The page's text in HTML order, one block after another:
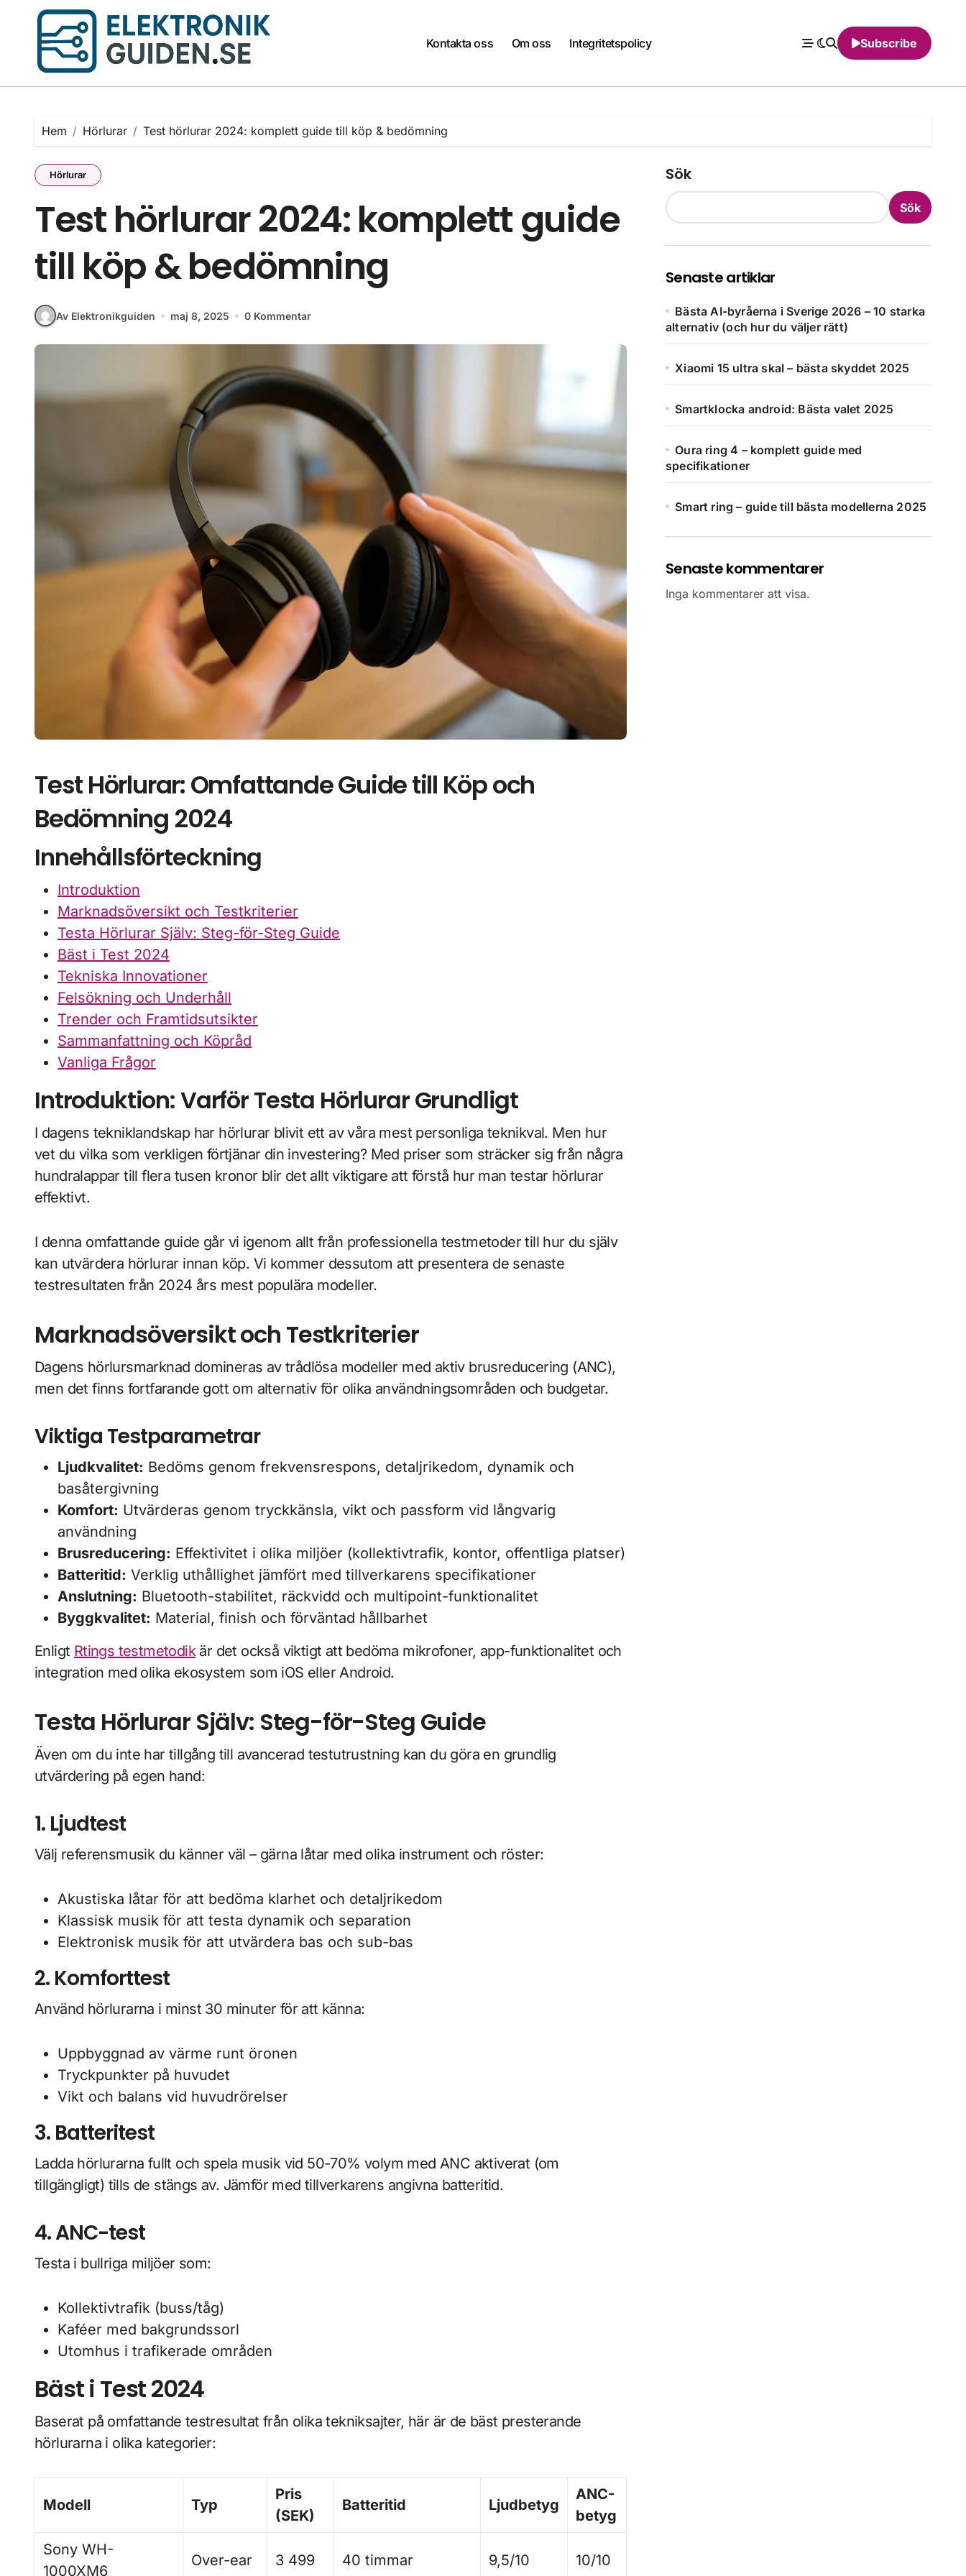
Kontakta oss Om oss Integritetspolicy Subscribe
Hem Hörlurar Test hörlurar 2024: komplett guide till köp & bedömning
Hörlurar
Test hörlurar 2024: komplett guide
till köp & bedömning
Av Elektronikguiden maj 8, 2025 0 Kommentar
Test Hörlurar: Omfattande Guide till Köp och
Bedömning 2024
Innehållsförteckning
Introduktion
Marknadsöversikt och Testkriterier
Testa Hörlurar Själv: Steg-för-Steg Guide
Bäst i Test 2024
Tekniska Innovationer
Felsökning och Underhåll
Trender och Framtidsutsikter
Sammanfattning och Köpråd
Vanliga Frågor
Introduktion: Varför Testa Hörlurar Grundligt
I dagens tekniklandskap har hörlurar blivit ett av våra mest personliga teknikval. Men hur
vet du vilka som verkligen förtjänar din investering? Med priser som sträcker sig från några
hundralappar till flera tusen kronor blir det allt viktigare att förstå hur man testar hörlurar
effektivt.
I denna omfattande guide går vi igenom allt från professionella testmetoder till hur du själv
kan utvärdera hörlurar innan köp. Vi kommer dessutom att presentera de senaste
testresultaten från 2024 års mest populära modeller.
Marknadsöversikt och Testkriterier
Dagens hörlursmarknad domineras av trådlösa modeller med aktiv brusreducering (ANC),
men det finns fortfarande gott om alternativ för olika användningsområden och budgetar.
Viktiga Testparametrar
Ljudkvalitet: Bedöms genom frekvensrespons, detaljrikedom, dynamik och
basåtergivning
Komfort: Utvärderas genom tryckkänsla, vikt och passform vid långvarig
användning
Brusreducering: Effektivitet i olika miljöer (kollektivtrafik, kontor, offentliga platser)
Batteritid: Verklig uthållighet jämfört med tillverkarens specifikationer
Anslutning: Bluetooth-stabilitet, räckvidd och multipoint-funktionalitet
Byggkvalitet: Material, finish och förväntad hållbarhet
Enligt Rtings testmetodik är det också viktigt att bedöma mikrofoner, app-funktionalitet och
integration med olika ekosystem som iOS eller Android.
Testa Hörlurar Själv: Steg-för-Steg Guide
Även om du inte har tillgång till avancerad testutrustning kan du göra en grundlig
utvärdering på egen hand:
1. Ljudtest
Välj referensmusik du känner väl – gärna låtar med olika instrument och röster:
Akustiska låtar för att bedöma klarhet och detaljrikedom
Klassisk musik för att testa dynamik och separation
Elektronisk musik för att utvärdera bas och sub-bas
2. Komforttest
Använd hörlurarna i minst 30 minuter för att känna:
Uppbyggnad av värme runt öronen
Tryckpunkter på huvudet
Vikt och balans vid huvudrörelser
3. Batteritest
Ladda hörlurarna fullt och spela musik vid 50-70% volym med ANC aktiverat (om
tillgängligt) tills de stängs av. Jämför med tillverkarens angivna batteritid.
4. ANC-test
Testa i bullriga miljöer som:
Kollektivtrafik (buss/tåg)
Kaféer med bakgrundssorl
Utomhus i trafikerade områden
Bäst i Test 2024
Baserat på omfattande testresultat från olika tekniksajter, här är de bäst presterande
hörlurarna i olika kategorier:
Modell Typ
Pris
(SEK)
Batteritid Ljudbetyg
ANC-
betyg
Sony WH-
1000XM6
Over-ear 3 499 40 timmar 9,5/10 10/10
Sök
Sök
Senaste artiklar
Bästa AI-byråerna i Sverige 2026 – 10 starka
alternativ (och hur du väljer rätt)
Xiaomi 15 ultra skal – bästa skyddet 2025
Smartklocka android: Bästa valet 2025
Oura ring 4 – komplett guide med
specifikationer
Smart ring – guide till bästa modellerna 2025
Senaste kommentarer
Inga kommentarer att visa.